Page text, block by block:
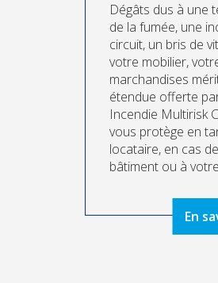
Dégâts dus à une
de la fumée, une
circuit, un bris de
votre mobilier,
marchandises
étendue offerte
Incendie Multirisk
vous protège en
locataire, en cas
bâtiment ou à
En